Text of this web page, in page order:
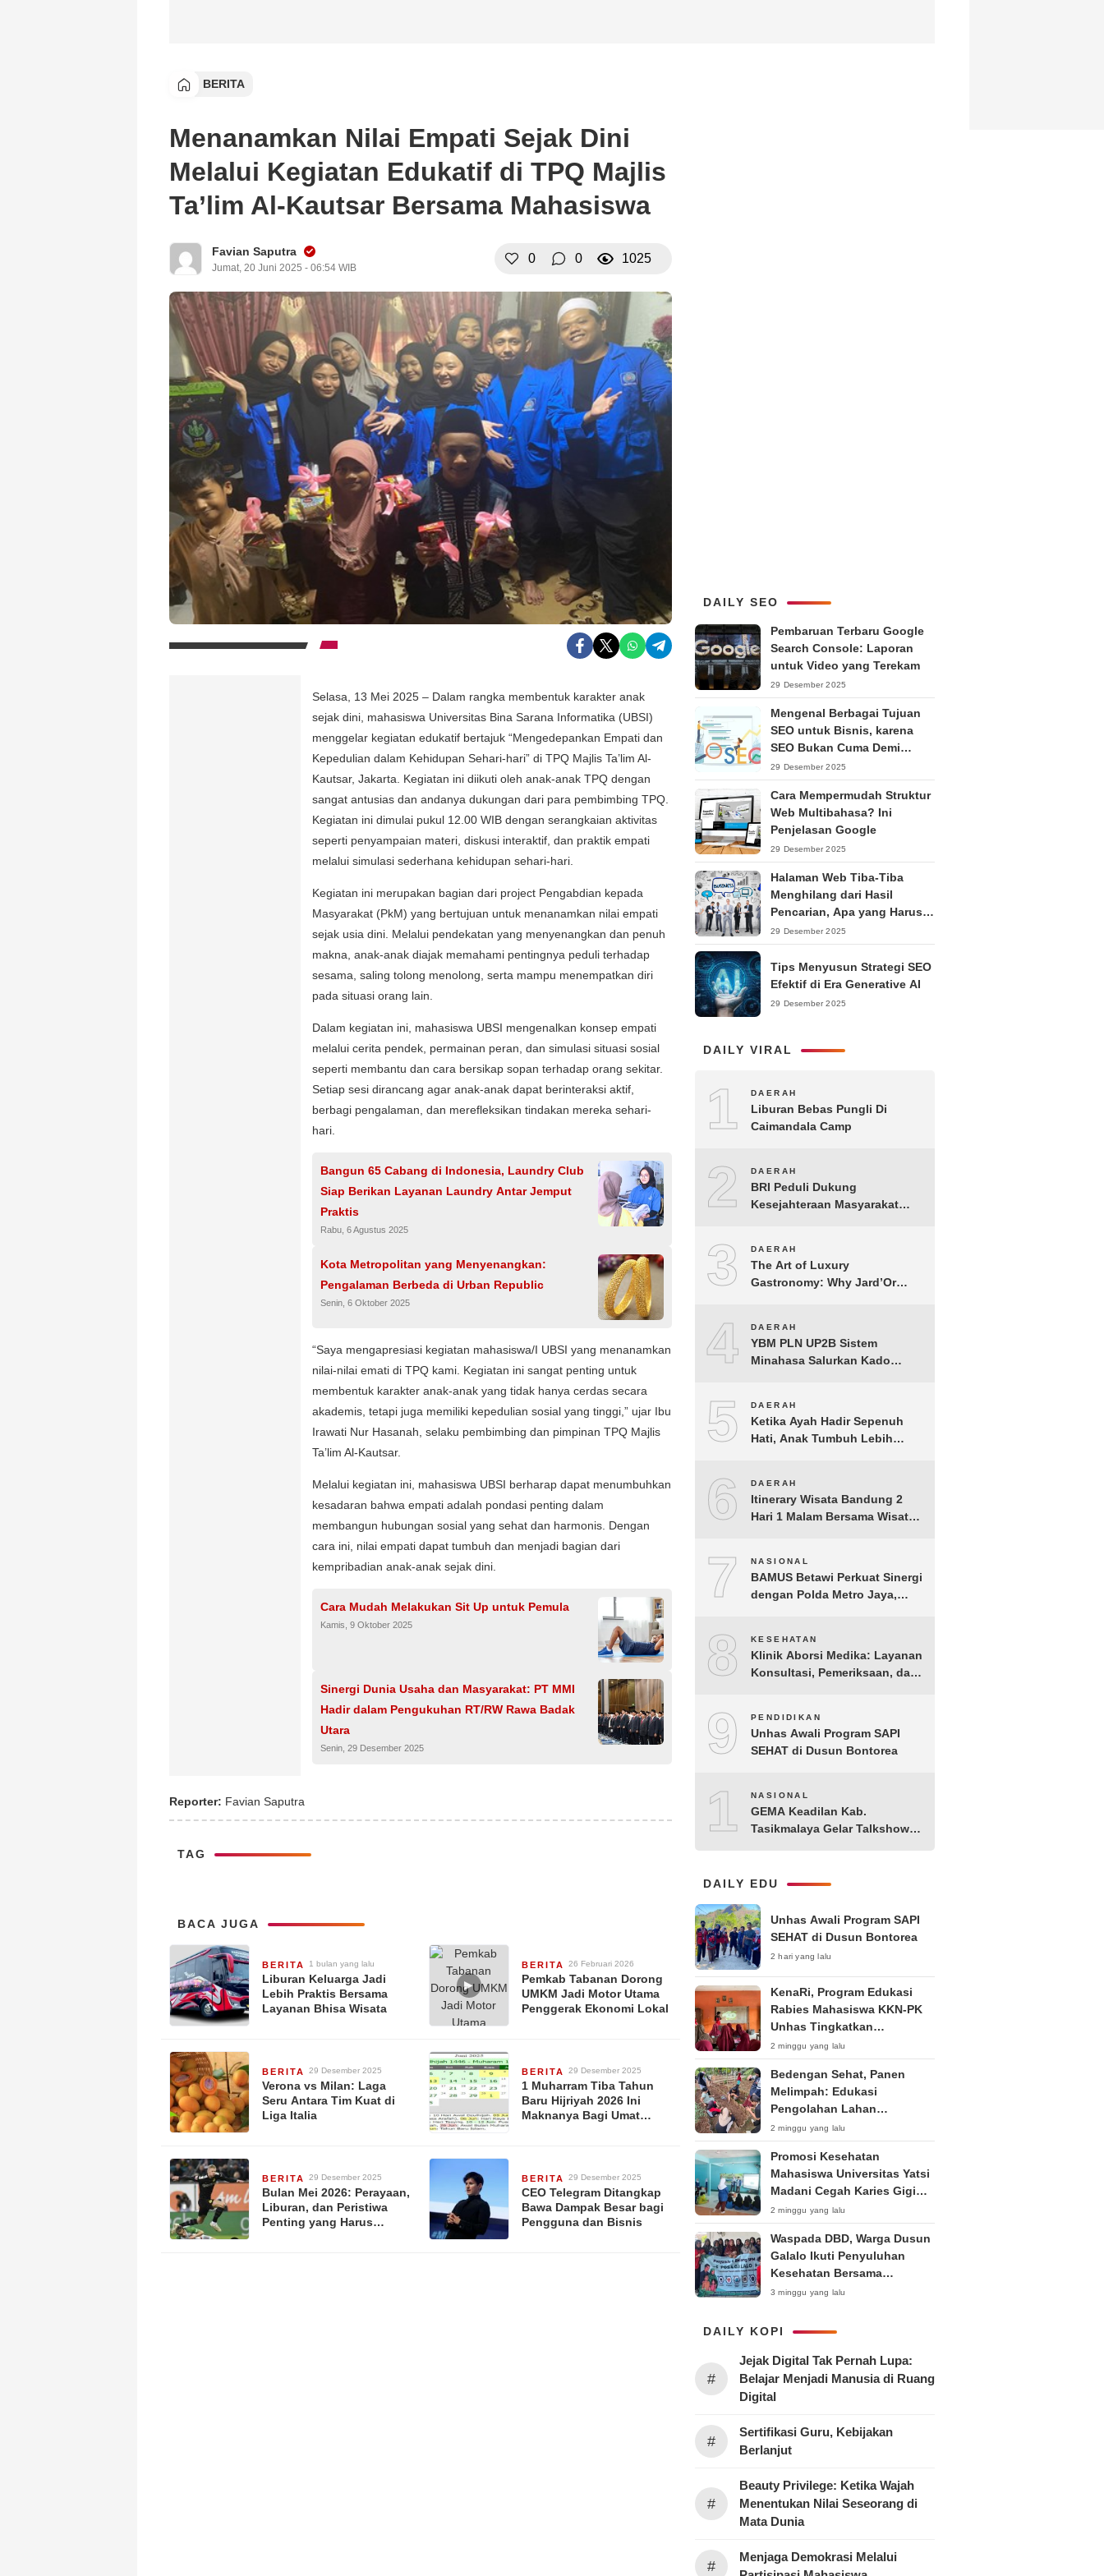
BERITA
Menanamkan Nilai Empati Sejak Dini
Melalui Kegiatan Edukatif di TPQ Majlis
Ta’lim Al-Kautsar Bersama Mahasiswa
Favian Saputra
Jumat, 20 Juni 2025 - 06:54 WIB
0 0 1025
Selasa, 13 Mei 2025 – Dalam rangka membentuk karakter anak
sejak dini, mahasiswa Universitas Bina Sarana Informatika (UBSI)
menggelar kegiatan edukatif bertajuk “Mengedepankan Empati dan
Kepedulian dalam Kehidupan Sehari-hari” di TPQ Majlis Ta’lim Al-
Kautsar, Jakarta. Kegiatan ini diikuti oleh anak-anak TPQ dengan
sangat antusias dan andanya dukungan dari para pembimbing TPQ.
Kegiatan ini dimulai pukul 12.00 WIB dengan serangkaian aktivitas
seperti penyampaian materi, diskusi interaktif, dan praktik empati
melalui simulasi sederhana kehidupan sehari-hari.
Kegiatan ini merupakan bagian dari project Pengabdian kepada
Masyarakat (PkM) yang bertujuan untuk menanamkan nilai empati
sejak usia dini. Melalui pendekatan yang menyenangkan dan penuh
makna, anak-anak diajak memahami pentingnya peduli terhadap
sesama, saling tolong menolong, serta mampu menempatkan diri
pada situasi orang lain.
Dalam kegiatan ini, mahasiswa UBSI mengenalkan konsep empati
melalui cerita pendek, permainan peran, dan simulasi situasi sosial
seperti membantu dan cara bersikap sopan terhadap orang sekitar.
Setiap sesi dirancang agar anak-anak dapat berinteraksi aktif,
berbagi pengalaman, dan merefleksikan tindakan mereka sehari-
hari.
Bangun 65 Cabang di Indonesia, Laundry Club
Siap Berikan Layanan Laundry Antar Jemput
Praktis
Rabu, 6 Agustus 2025
Kota Metropolitan yang Menyenangkan:
Pengalaman Berbeda di Urban Republic
Senin, 6 Oktober 2025
“Saya mengapresiasi kegiatan mahasiswa/I UBSI yang menanamkan
nilai-nilai emati di TPQ kami. Kegiatan ini sangat penting untuk
membentuk karakter anak-anak yang tidak hanya cerdas secara
akademis, tetapi juga memiliki kepedulian sosial yang tinggi,” ujar Ibu
Irawati Nur Hasanah, selaku pembimbing dan pimpinan TPQ Majlis
Ta’lim Al-Kautsar.
Melalui kegiatan ini, mahasiswa UBSI berharap dapat menumbuhkan
kesadaran bahwa empati adalah pondasi penting dalam
membangun hubungan sosial yang sehat dan harmonis. Dengan
cara ini, nilai empati dapat tumbuh dan menjadi bagian dari
kempribadian anak-anak sejak dini.
Cara Mudah Melakukan Sit Up untuk Pemula
Kamis, 9 Oktober 2025
Sinergi Dunia Usaha dan Masyarakat: PT MMI
Hadir dalam Pengukuhan RT/RW Rawa Badak
Utara
Senin, 29 Desember 2025
Reporter: Favian Saputra
TAG
BACA JUGA
BERITA 1 bulan yang lalu
Liburan Keluarga Jadi
Lebih Praktis Bersama
Layanan Bhisa Wisata
▶
BERITA 26 Februari 2026
Pemkab Tabanan Dorong
UMKM Jadi Motor Utama
Penggerak Ekonomi Lokal
BERITA 29 Desember 2025
Verona vs Milan: Laga
Seru Antara Tim Kuat di
Liga Italia
BERITA 29 Desember 2025
1 Muharram Tiba Tahun
Baru Hijriyah 2026 Ini
Maknanya Bagi Umat
BERITA 29 Desember 2025
Bulan Mei 2026: Perayaan,
Liburan, dan Peristiwa
Penting yang Harus
BERITA 29 Desember 2025
CEO Telegram Ditangkap
Bawa Dampak Besar bagi
Pengguna dan Bisnis
DAILY SEO
Pembaruan Terbaru Google
Search Console: Laporan
untuk Video yang Terekam
29 Desember 2025
Mengenal Berbagai Tujuan
SEO untuk Bisnis, karena
SEO Bukan Cuma Demi
Ranking
29 Desember 2025
Cara Mempermudah Struktur
Web Multibahasa? Ini
Penjelasan Google
29 Desember 2025
Halaman Web Tiba-Tiba
Menghilang dari Hasil
Pencarian, Apa yang Harus
Dilakukan?
29 Desember 2025
Tips Menyusun Strategi SEO
Efektif di Era Generative AI
29 Desember 2025
DAILY VIRAL
1 DAERAH
Liburan Bebas Pungli Di
Caimandala Camp
2 DAERAH
BRI Peduli Dukung
Kesejahteraan Masyarakat
3 DAERAH
The Art of Luxury
Gastronomy: Why Jard’Or
4 DAERAH
YBM PLN UP2B Sistem
Minahasa Salurkan Kado
Tomohon
5 DAERAH
Ketika Ayah Hadir Sepenuh
Hati, Anak Tumbuh Lebih
6 DAERAH
Itinerary Wisata Bandung 2
Hari 1 Malam Bersama Wisata
7 NASIONAL
BAMUS Betawi Perkuat Sinergi
dengan Polda Metro Jaya,
Kondusif Jelang HUT ke-81
Republik Indonesia
8 KESEHATAN
Klinik Aborsi Medika: Layanan
Konsultasi, Pemeriksaan, dan
9 PENDIDIKAN
Unhas Awali Program SAPI
SEHAT di Dusun Bontorea
10NASIONAL
GEMA Keadilan Kab.
Tasikmalaya Gelar Talkshow
Negara di Era Post-Truth”
DAILY EDU
Unhas Awali Program SAPI
SEHAT di Dusun Bontorea
2 hari yang lalu
KenaRi, Program Edukasi
Rabies Mahasiswa KKN-PK
Unhas Tingkatkan
Kesadaran Siswa SD Negeri 4
Maccorawalie
2 minggu yang lalu
Bedengan Sehat, Panen
Melimpah: Edukasi
Pengolahan Lahan
Bedengan Organik bagi KWT
dan Ibu PKK RT 04 RW 01
Kelurahan Pakintelan
2 minggu yang lalu
Promosi Kesehatan
Mahasiswa Universitas Yatsi
Madani Cegah Karies Gigi
Anak
2 minggu yang lalu
Waspada DBD, Warga Dusun
Galalo Ikuti Penyuluhan
Kesehatan Bersama
Mahasiswa Pemberdayaan
Surabaya 2026
3 minggu yang lalu
DAILY KOPI
#
Jejak Digital Tak Pernah Lupa:
Belajar Menjadi Manusia di Ruang
Digital
#
Sertifikasi Guru, Kebijakan
Berlanjut
#
Beauty Privilege: Ketika Wajah
Menentukan Nilai Seseorang di
Mata Dunia
#
Menjaga Demokrasi Melalui